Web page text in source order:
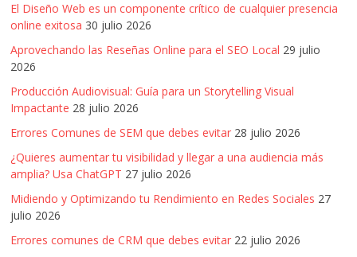
Mercadeo
en
Colombia
|
Revistas
de
El Diseño Web es un componente crítico de cualquier presencia
online exitosa 30 julio 2026
Aprovechando las Reseñas Online para el SEO Local 29 julio
2026
Producción Audiovisual: Guía para un Storytelling Visual
Impactante 28 julio 2026
Errores Comunes de SEM que debes evitar 28 julio 2026
¿Quieres aumentar tu visibilidad y llegar a una audiencia más
amplia? Usa ChatGPT 27 julio 2026
Midiendo y Optimizando tu Rendimiento en Redes Sociales 27
julio 2026
Errores comunes de CRM que debes evitar 22 julio 2026